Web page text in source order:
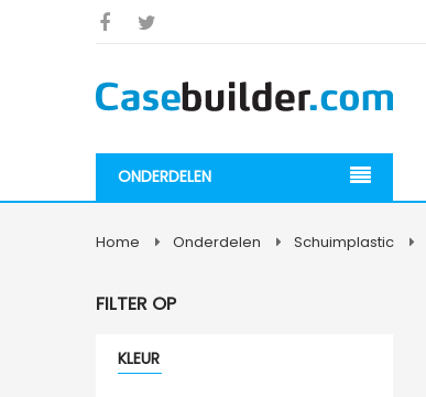
ONDERDELEN
Home Onderdelen Schuimplastic
FILTER OP
KLEUR